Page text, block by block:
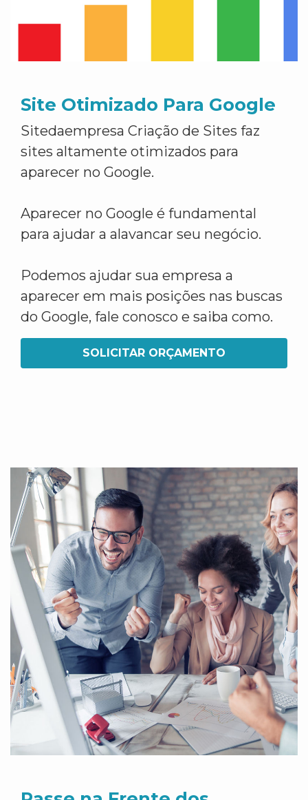
Site Otimizado Para Google
Sitedaempresa Criação de Sites faz
sites altamente otimizados para
aparecer no Google.
Aparecer no Google é fundamental
para ajudar a alavancar seu negócio.
Podemos ajudar sua empresa a
aparecer em mais posições nas buscas
do Google, fale conosco e saiba como.
SOLICITAR ORÇAMENTO